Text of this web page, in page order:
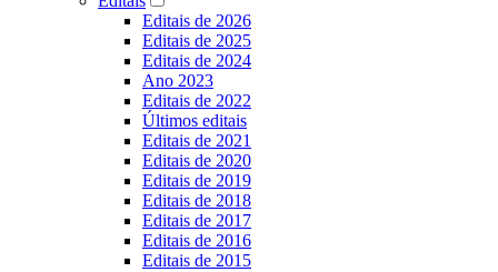
Editais de 2026
Editais de 2025
Editais de 2024
Ano 2023
Editais de 2022
Últimos editais
Editais de 2021
Editais de 2020
Editais de 2019
Editais de 2018
Editais de 2017
Editais de 2016
Editais de 2015